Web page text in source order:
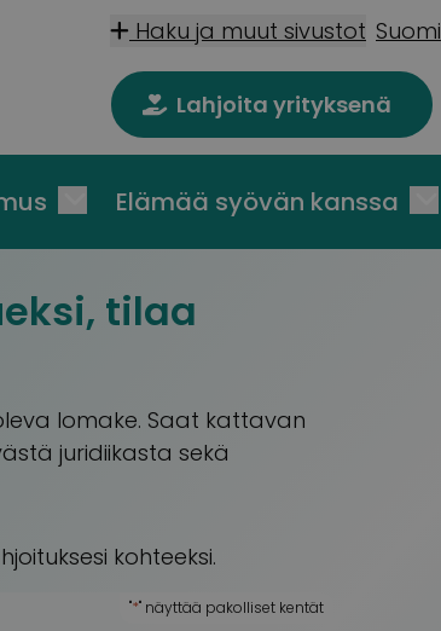
Haku ja muut sivustot Suomi
Lahjoita yrityksenä
Elämää syövän kanssa
tilaa
lomake. Saat kattavan
juridiikasta sekä
kohteeksi.
"*" näyttää pakolliset kentät